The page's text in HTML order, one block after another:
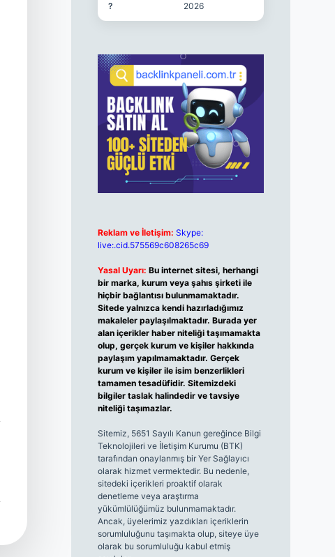
?
2026
Reklam ve İletişim: Skype:
live:.cid.575569c608265c69
Yasal Uyarı: Bu internet sitesi, herhangi
bir marka, kurum veya şahıs şirketi ile
hiçbir bağlantısı bulunmamaktadır.
Sitede yalnızca kendi hazırladığımız
makaleler paylaşılmaktadır. Burada yer
alan içerikler haber niteliği taşımamakta
olup, gerçek kurum ve kişiler hakkında
paylaşım yapılmamaktadır. Gerçek
kurum ve kişiler ile isim benzerlikleri
tamamen tesadüfidir. Sitemizdeki
bilgiler taslak halindedir ve tavsiye
niteliği taşımazlar.
Sitemiz, 5651 Sayılı Kanun gereğince Bilgi
Teknolojileri ve İletişim Kurumu (BTK)
tarafından onaylanmış bir Yer Sağlayıcı
olarak hizmet vermektedir. Bu nedenle,
sitedeki içerikleri proaktif olarak
denetleme veya araştırma
yükümlülüğümüz bulunmamaktadır.
Ancak, üyelerimiz yazdıkları içeriklerin
sorumluluğunu taşımakta olup, siteye üye
olarak bu sorumluluğu kabul etmiş